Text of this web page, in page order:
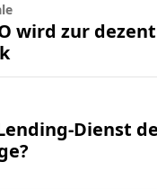
wird zur
Dienst